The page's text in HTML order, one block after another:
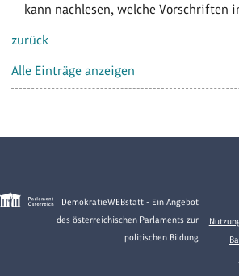
kann nachlesen, welche Vorschriften
zurück
Alle Einträge anzeigen
DemokratieWEBstatt - Ein Angebot
des österreichischen Parlaments zur
politischen Bildung